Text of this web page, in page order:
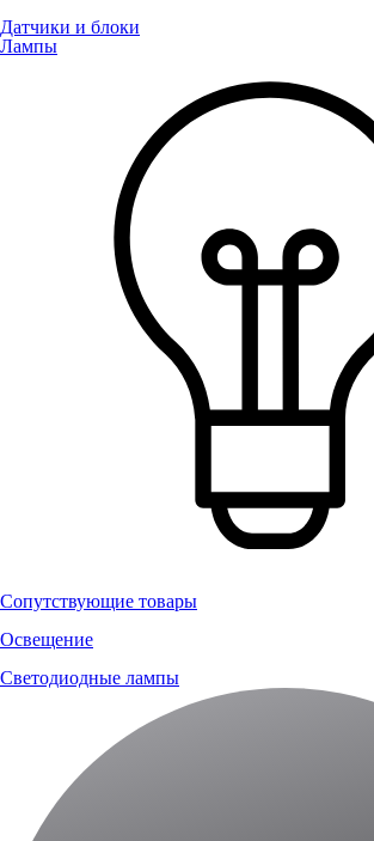
Датчики и блоки
Лампы
Сопутствующие товары
Освещение
Светодиодные лампы